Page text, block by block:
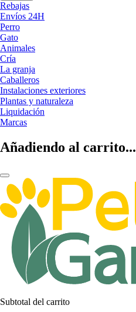
Rebajas
Envíos 24H
Perro
Gato
Animales
Cría
La granja
Caballeros
Instalaciones exteriores
Plantas y naturaleza
Liquidación
Marcas
Añadiendo al carrito...
Subtotal del carrito